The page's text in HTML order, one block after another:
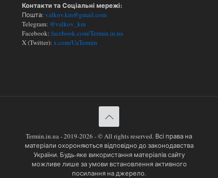
Контакти та Соціальні мережі:
Пошта: valkov.km@gmail.com
Telegram: @valkov_km
Facebook: facebook.com/Termin.in.ua
X (Twitter): x.com/UaTermin
Termin.in.ua - 2019-2026 - © All rights reserved. Всі права на
матеріали охороняються відповідно до законодавства
України. Будь-яке використання матеріалів сайту
можливе лише за умови встановлення активного
посилання на джерело.